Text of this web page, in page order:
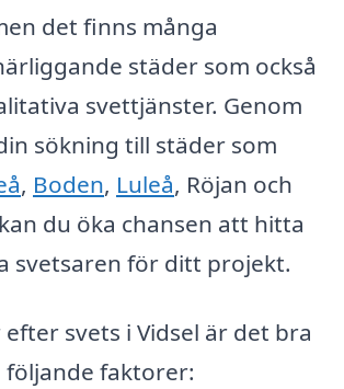
det finns många
städer som också
svettjänster. Genom
sökning till städer som
, Boden, Luleå, Röjan och
kan du öka chansen att hitta
svetsaren för ditt projekt.
svets i Vidsel är det bra
faktorer: